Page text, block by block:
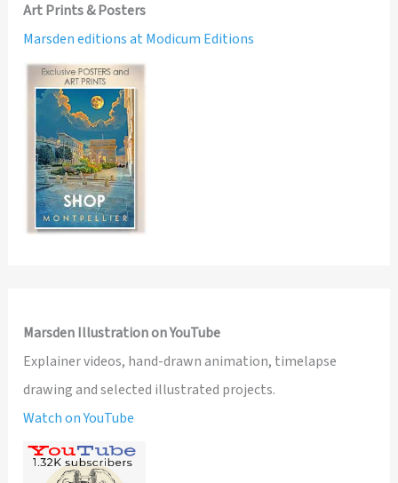
Art Prints & Posters
Marsden editions at Modicum Editions
Marsden Illustration on YouTube
Explainer videos, hand-drawn animation, timelapse
drawing and selected illustrated projects.
Watch on YouTube